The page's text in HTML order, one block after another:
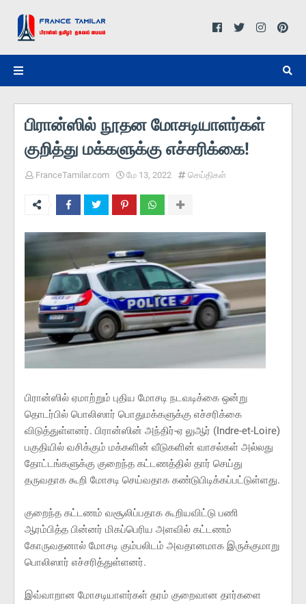
பிரான்ஸில் நூதன மோசடியாளர்கள்
குறித்து மக்களுக்கு எச்சரிக்கை!
FranceTamilar.com மே 13, 2022 செய்திகள்
பிரான்ஸில் ஏமாற்றும் புதிய மோசடி நடவடிக்கை ஒன்று
தொடர்பில் பொலிஸார் பொதுமக்களுக்கு எச்சரிக்கை
விடுத்துள்ளனர். பிரான்ஸின் அந்திர்-ஏ லுஆர் (Indre-et-Loire)
பகுதியில் வசிக்கும் மக்களின் வீடுகளின் வாசல்கள் அல்லது
தோட்டங்களுக்கு குறைந்த கட்டணத்தில் தார் செய்து
தருவதாக கூறி மோசடி செய்வதாக கண்டுபிடிக்கப்பட்டுள்ளது.
குறைந்த கட்டணம் வசூலிப்பதாக கூறியவிட்டு பணி
ஆரம்பித்த பின்னர் மிகப்பெரிய அளவில் கட்டணம்
கோருவதனால் மோசடி கும்பலிடம் அவதானமாக இருக்குமாறு
பொலிஸார் எச்சரித்துள்ளனர்.
இவ்வாறான மோசடியாளர்கள் தரம் குறைவான தார்களை